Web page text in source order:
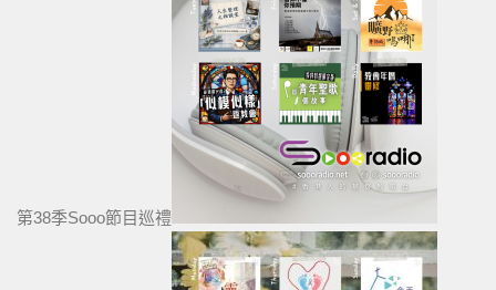
第38季Sooo節目巡禮